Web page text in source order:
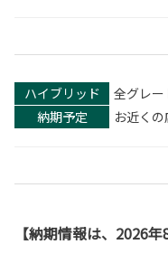
ハイブリッド
全グレー
納期予定
お近く
【納期情報は、2026